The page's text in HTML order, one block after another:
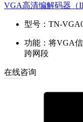
VGA高清编解码器（
型号： TN-
功能： 将VGA
跨网段
在线咨询